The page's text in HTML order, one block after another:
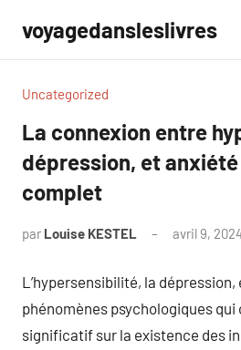
contenu
voyagedansleslivres
Uncategorized
La connexion entre
dépression, et
complet
par Louise KESTEL avril 9,
L’hypersensibilité, la dépression,
phénomènes psychologiques
significatif sur la existence des